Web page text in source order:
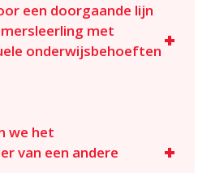
een doorgaande lijn
met
onderwijsbehoeften
we het
van een andere